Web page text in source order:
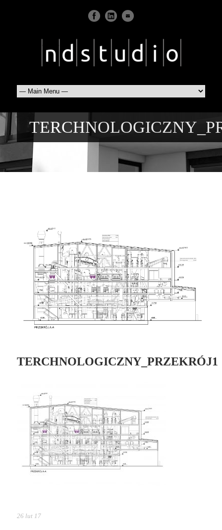
TERCHNOLOGICZNY_PRZEKRÓJ1
26 lut 17